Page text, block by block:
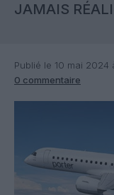
JAMAIS
Publié le 10 mai 2024
0 commentaire